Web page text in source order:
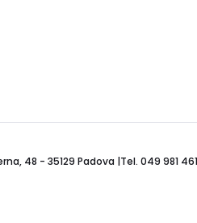
48 - 35129 Padova |Tel. 049 981